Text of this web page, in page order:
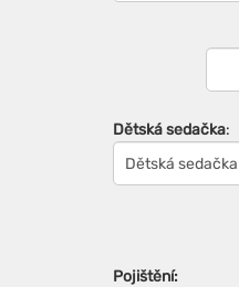
Dětská sedačka:
Pojištění: